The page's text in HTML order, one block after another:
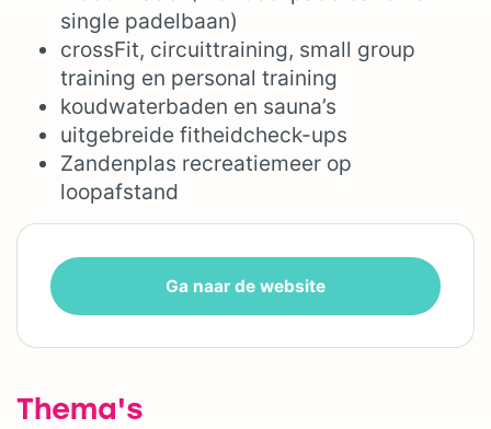
single padelbaan)
crossFit, circuittraining, small group
training en personal training
koudwaterbaden en sauna’s
uitgebreide fitheidcheck-ups
Zandenplas recreatiemeer op
loopafstand
Ga naar de website
Thema's